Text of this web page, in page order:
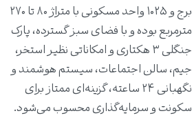
برج و ۱۰۲۵ واحد مسکونی با متراژ ۸۰ تا ۲۷۰
مترمربع بوده و با فضای سبز گسترده، پارک
جنگلی ۳ هکتاری و امکاناتی نظیر استخر،
جیم، سالن اجتماعات، سیستم هوشمند و
نگهبانی ۲۴ ساعته، گزینه‌ای ممتاز برای
سکونت و سرمایه‌گذاری محسوب می‌شود.